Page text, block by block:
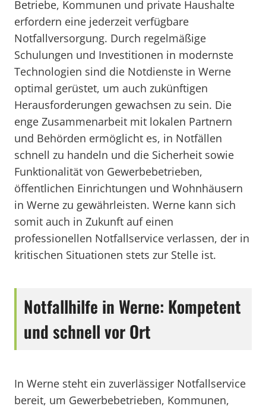
Betriebe, Kommunen und private Haushalte
erfordern eine jederzeit verfügbare
Notfallversorgung. Durch regelmäßige
Schulungen und Investitionen in modernste
Technologien sind die Notdienste in Werne
optimal gerüstet, um auch zukünftigen
Herausforderungen gewachsen zu sein. Die
enge Zusammenarbeit mit lokalen Partnern
und Behörden ermöglicht es, in Notfällen
schnell zu handeln und die Sicherheit sowie
Funktionalität von Gewerbebetrieben,
öffentlichen Einrichtungen und Wohnhäusern
in Werne zu gewährleisten. Werne kann sich
somit auch in Zukunft auf einen
professionellen Notfallservice verlassen, der in
kritischen Situationen stets zur Stelle ist.
Notfallhilfe in Werne: Kompetent
und schnell vor Ort
In Werne steht ein zuverlässiger Notfallservice
bereit, um Gewerbebetrieben, Kommunen,